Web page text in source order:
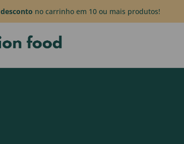
desconto no carrinho em 10 ou mais produtos!